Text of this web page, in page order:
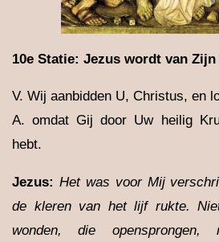
10e Statie: Jezus wordt van
V. Wij aanbidden U, Christus, en
A. omdat Gij door Uw heilig
hebt.
Jezus: Het was voor Mij
de kleren van het lijf rukte.
wonden, die opensprongen,